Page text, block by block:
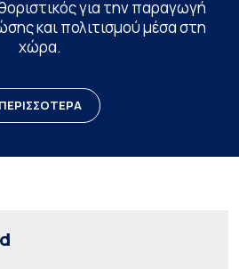
για την παραγωγή
και πολιτισμού μέσα στη
χώρα.
ΠΕΡΙΣΣΟΤΕΡΑ